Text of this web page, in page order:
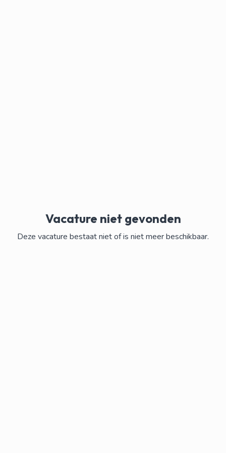
Vacature niet gevonden
Deze vacature bestaat niet of is niet meer beschikbaar.